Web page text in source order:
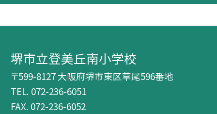
堺市立登美丘南小学校
〒599-8127 大阪府堺市東区草尾596番地
TEL. 072-236-6051
FAX. 072-236-6052